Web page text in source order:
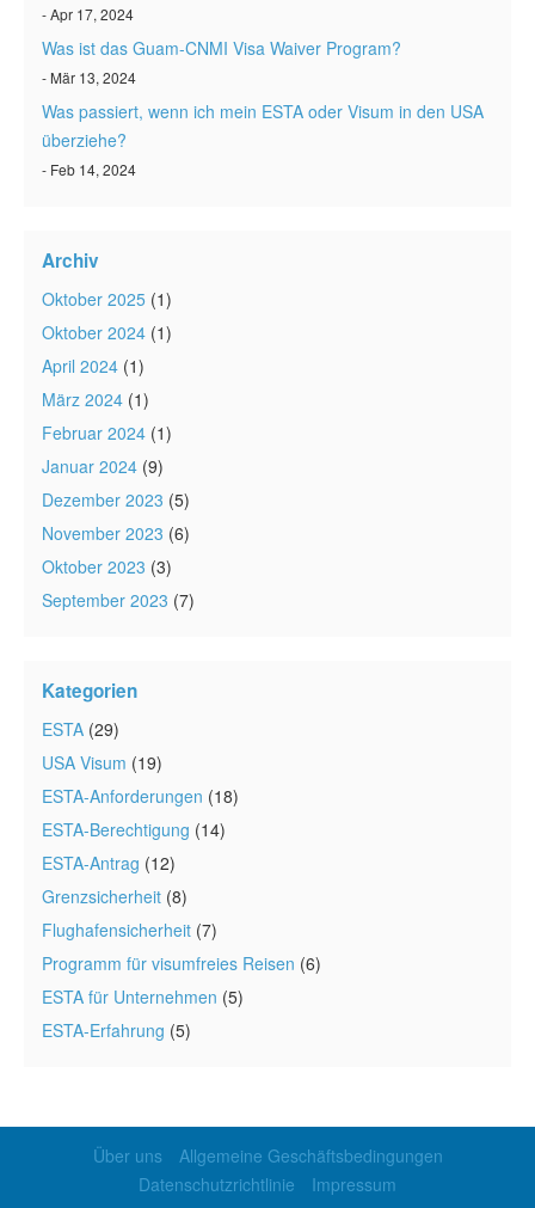
- Apr 17, 2024
Was ist das Guam-CNMI Visa Waiver Program?
- Mär 13, 2024
Was passiert, wenn ich mein ESTA oder Visum in den USA
überziehe?
- Feb 14, 2024
Archiv
Oktober 2025 (1)
Oktober 2024 (1)
April 2024 (1)
März 2024 (1)
Februar 2024 (1)
Januar 2024 (9)
Dezember 2023 (5)
November 2023 (6)
Oktober 2023 (3)
September 2023 (7)
Kategorien
ESTA (29)
USA Visum (19)
ESTA-Anforderungen (18)
ESTA-Berechtigung (14)
ESTA-Antrag (12)
Grenzsicherheit (8)
Flughafensicherheit (7)
Programm für visumfreies Reisen (6)
ESTA für Unternehmen (5)
ESTA-Erfahrung (5)
Über uns
Allgemeine Geschäftsbedingungen
Datenschutzrichtlinie
Impressum